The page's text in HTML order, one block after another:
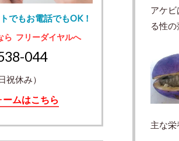
アケ
る性
主な
でもお電話でもOK！
ら フリーダイヤルへ
044
休み）
ムはこちら